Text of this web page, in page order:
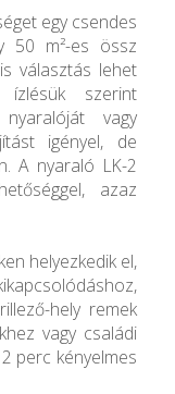
egy csendes
50 m²-es össz
választás lehet
szerint
vagy
igényel, de
A nyaraló LK-2
azaz
helyezkedik el,
hely remek
vagy családi
perc kényelmes